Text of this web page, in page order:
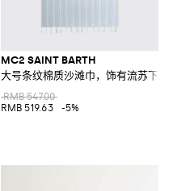
MC2 SAINT BARTH
大号条纹棉质沙滩巾，饰有流苏下摆
RMB 547.00
RMB 519.63
-5%